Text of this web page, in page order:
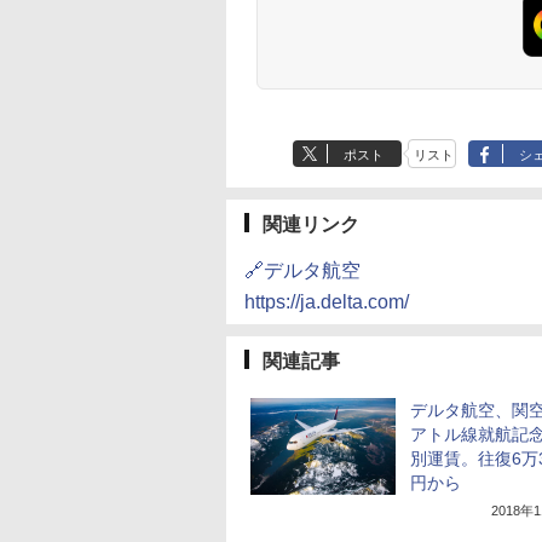
ポスト リスト シ
関連リンク
🔗デルタ航空
https://ja.delta.com/
関連記事
デルタ航空、関
アトル線就航記
別運賃。往復6
円から
2018年